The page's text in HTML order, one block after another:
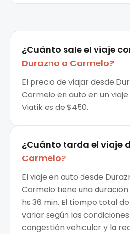
¿Cuánto sale el viaje
Durazno a Carmelo?
El precio de viajar desde
Carmelo en auto en un
Viatik es de $450.
¿Cuánto tarda el viaje
Carmelo?
El viaje en auto desde
Carmelo tiene una
hs 36 min. El tiempo total
variar según las
congestión vehicular y la